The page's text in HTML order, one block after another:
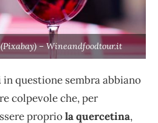
– Wineandfoodtour.it
in questione sembra abbiano
colpevole che, per
propriola quercetina,